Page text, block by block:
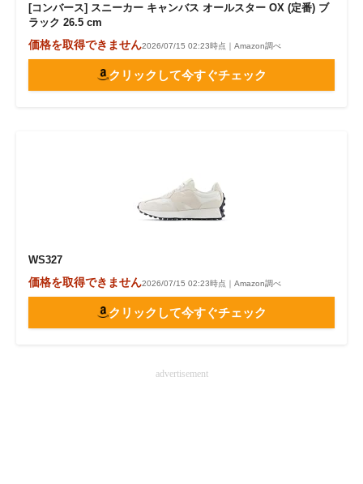
[コンバース] スニーカー キャンバス オールスター OX (定番) ブ
ラック 26.5 cm
価格を取得できません2026/07/15 02:23時点｜Amazon調べ
クリックして今すぐチェック
WS327
価格を取得できません2026/07/15 02:23時点｜Amazon調べ
クリックして今すぐチェック
advertisement